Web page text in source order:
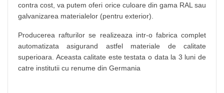
contra cost, va putem oferi orice culoare din gama RAL sau
galvanizarea materialelor (pentru exterior).
Producerea rafturilor se realizeaza intr-o fabrica complet
automatizata asigurand astfel materiale de calitate
superioara. Aceasta calitate este testata o data la 3 luni de
catre institutii cu renume din Germania